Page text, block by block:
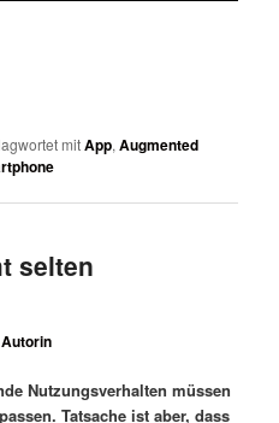
mitApp,Augmented
selten
Autorin
Nutzungsverhalten müssen
Tatsache ist aber, dass